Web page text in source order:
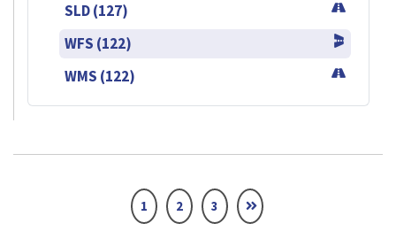
SLD (127)
WFS (122)
WMS (122)
1 2 3